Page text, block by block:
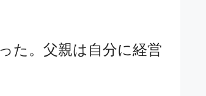
た。父親は自分に経営